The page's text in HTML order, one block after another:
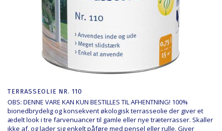
TERRASSEOLIE NR. 110
OBS: DENNE VARE KAN KUN BESTILLES TIL AFHENTNING! 100%
bionedbrydelig og konsekvent økologisk terrasseolie der giver et
ædelt look i tre farvenuancer til gamle eller nye træterrasser. Skaller
ikke af, og lader sig enkelt påføre med pensel eller rulle. Giver